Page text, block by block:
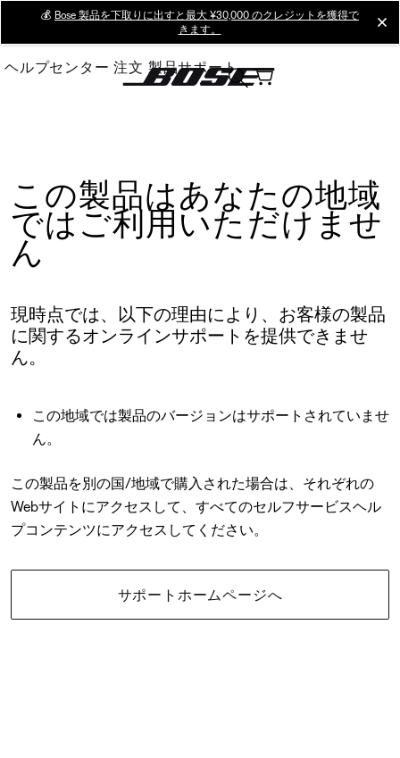
Main
💰 Bose 製品を下取りに出すと最大 ¥30,000 のクレジットを獲得で
きます。
ヘルプセンター 注文 製品サポート
この製品はあなたの地域
ではご利用いただけませ
ん
現時点では、以下の理由により、お客様の製品
に関するオンラインサポートを提供できませ
ん。
この地域では製品のバージョンはサポートされていませ
ん。
この製品を別の国/地域で購入された場合は、それぞれの
Webサイトにアクセスして、すべてのセルフサービスヘル
プコンテンツにアクセスしてください。
サポートホームページへ